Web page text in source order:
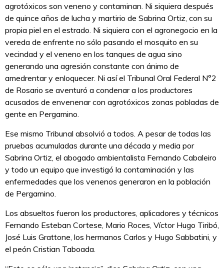
agrotóxicos son veneno y contaminan. Ni siquiera después
de quince años de lucha y martirio de Sabrina Ortiz, con su
propia piel en el estrado. Ni siquiera con el agronegocio en la
vereda de enfrente no sólo pasando el mosquito en su
vecindad y el veneno en los tanques de agua sino
generando una agresión constante con ánimo de
amedrentar y enloquecer. Ni así el Tribunal Oral Federal N°2
de Rosario se aventuró a condenar a los productores
acusados de envenenar con agrotóxicos zonas pobladas de
gente en Pergamino.
Ese mismo Tribunal absolvió a todos. A pesar de todas las
pruebas acumuladas durante una década y media por
Sabrina Ortiz, el abogado ambientalista Fernando Cabaleiro
y todo un equipo que investigó la contaminación y las
enfermedades que los venenos generaron en la población
de Pergamino.
Los absueltos fueron los productores, aplicadores y técnicos
Fernando Esteban Cortese, Mario Roces, Víctor Hugo Tiribó,
José Luis Grattone, los hermanos Carlos y Hugo Sabbatini, y
el peón Cristian Taboada.